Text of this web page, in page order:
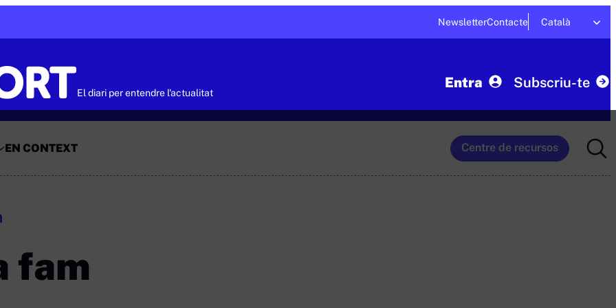
NewsletterContacte Català
El diari per entendre l'actualitat
Entra Subscriu-te
EN CONTEXT Centre de recursos
for:
fam